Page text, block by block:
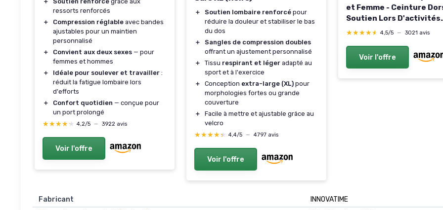
ressorts renforcés
＋
Compression réglable avec bandes
ajustables pour un maintien
personnalisé
＋
Convient aux deux sexes — pour
femmes et hommes
＋
Idéale pour soulever et travailler :
réduit la fatigue lombaire lors
d'efforts
＋
Confort quotidien — conçue pour
un port prolongé
★★★★★
★★★★★ 4,2/5 — 3922 avis
Voir l'offre
＋ Soutien lombaire renforcé pour
réduire la douleur et stabiliser le bas
du dos
＋
Sangles de compression doubles
offrant un ajustement personnalisé
＋
Tissu respirant et léger adapté au
sport et à l'exercice
＋
Conception extra-large (XL) pour
morphologies fortes ou grande
couverture
＋
Facile à mettre et ajustable grâce au
velcro
★★★★★
★★★★★ 4,4/5 — 4797 avis
Voir l'offre
et Femme - Ceinture
Soutien Lors D'activités
Sportives, de Gym et au
Mal de Dos - Compression
Double Réglage M Noir M
★★★★★
★★★★★ 4,5/5 — 3021 avis
Voir l'offre
Fabricant
‎INNOVATIME